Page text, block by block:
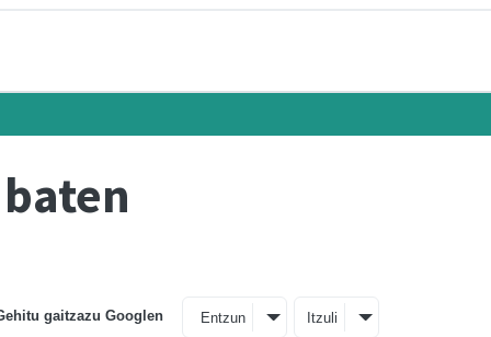
gaitzazu Googlen Entzun Itzuli